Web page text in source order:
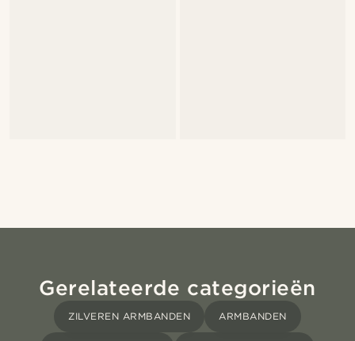
Gerelateerde categorieën
ZILVEREN ARMBANDEN ARMBANDEN